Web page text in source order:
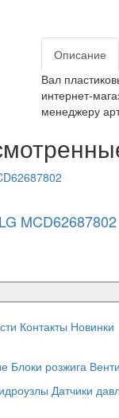
Описание
Вал
интернет-
менеджеру
MCD62687802
Контакты Новинки
Блоки розжига
Датчики